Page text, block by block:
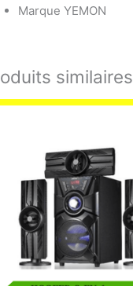
Marque YEMON
similaires